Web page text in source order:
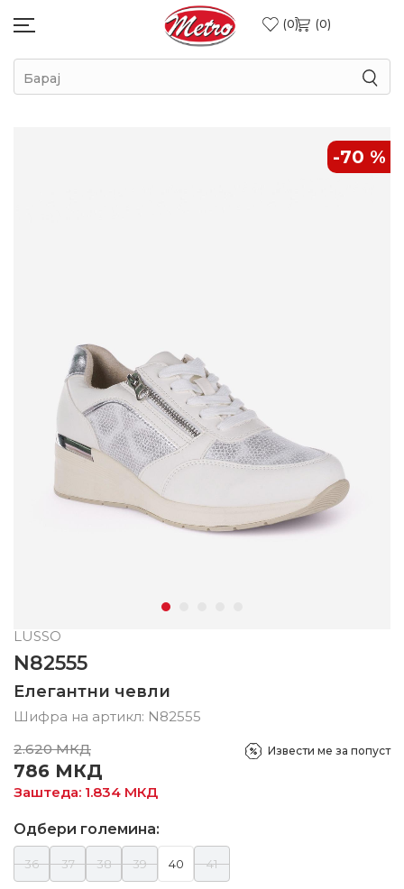
0 0
Барај
-70 %
LUSSO
N82555
Елегантни чевли
Шифра на артикл: N82555
2.620 МКД
786 МКД
Заштеда: 1.834 МКД
Извести ме за попуст
Одбери големина:
36 37 38 39 40 41